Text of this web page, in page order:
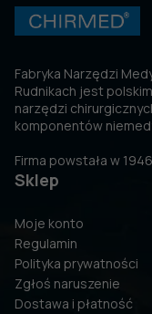
Fabryka Narzędzi
Rudnikach jest
narzędzi
komponentów
Firma powstała w
Sklep
Moje konto
Regulamin
Polityka prywatności
Zgłoś naruszenie
Dostawa i płatność